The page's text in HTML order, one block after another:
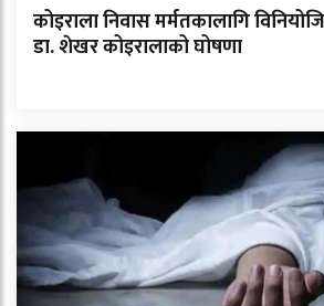
कोइराला निवास मर्मतकालागि
डा. शेखर कोइरालाको घोषणा